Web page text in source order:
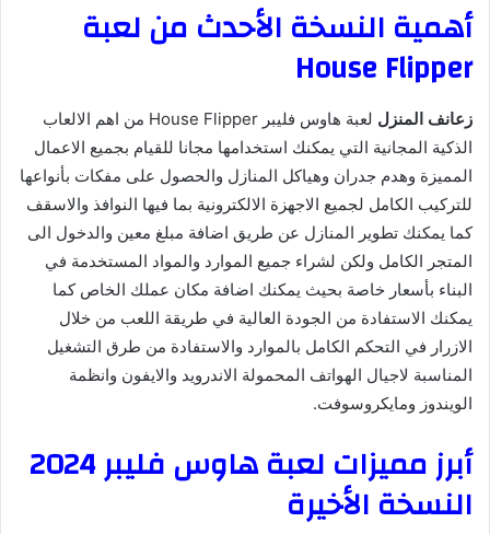
أهمية النسخة الأحدث من لعبة
House Flipper
زعانف المنزل
لعبة هاوس فليبر House Flipper من اهم الالعاب
الذكية المجانية التي يمكنك استخدامها مجانا للقيام بجميع الاعمال
المميزة وهدم جدران وهياكل المنازل والحصول على مفكات بأنواعها
للتركيب الكامل لجميع الاجهزة الالكترونية بما فيها النوافذ والاسقف
كما يمكنك تطوير المنازل عن طريق اضافة مبلغ معين والدخول الى
المتجر الكامل ولكن لشراء جميع الموارد والمواد المستخدمة في
البناء بأسعار خاصة بحيث يمكنك اضافة مكان عملك الخاص كما
يمكنك الاستفادة من الجودة العالية في طريقة اللعب من خلال
الازرار في التحكم الكامل بالموارد والاستفادة من طرق التشغيل
المناسبة لاجيال الهواتف المحمولة الاندرويد والايفون وانظمة
الويندوز ومايكروسوفت.
أبرز مميزات لعبة هاوس فليبر 2024
النسخة الأخيرة